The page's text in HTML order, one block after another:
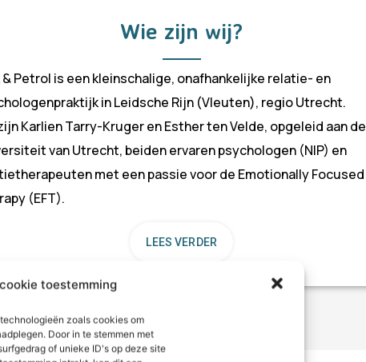
toestemming
zoals cookies om
Door in te stemmen met
of unieke ID's op deze site
Wie zijn wij?
& Petrol is een kleinschalige, onafhankelijke relatie- en
in Leidsche Rijn (Vleuten), regio Utrecht.
Karlien Tarry-Kruger en Esther ten Velde, opgeleid aan de
van Utrecht, beiden ervaren psychologen (NIP) en
met een passie voor de Emotionally Focused
(EFT).
LEES VERDER